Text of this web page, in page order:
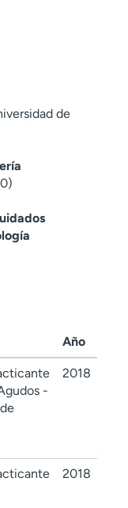
de
Año
-
2018
2018